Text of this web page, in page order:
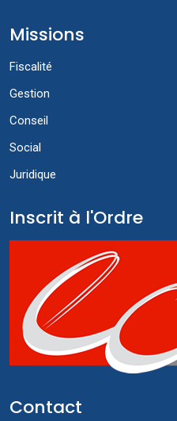
Missions
Fiscalité
Gestion
Conseil
Social
Juridique
Inscrit à l'Ordre
Contact